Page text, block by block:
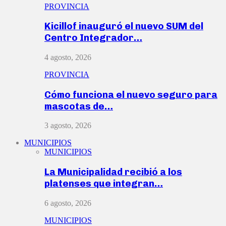
PROVINCIA
Kicillof inauguró el nuevo SUM del
Centro Integrador…
4 agosto, 2026
PROVINCIA
Cómo funciona el nuevo seguro para
mascotas de…
3 agosto, 2026
MUNICIPIOS
MUNICIPIOS
La Municipalidad recibió a los
platenses que integran…
6 agosto, 2026
MUNICIPIOS